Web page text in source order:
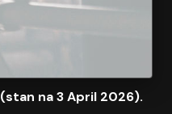
(stan na 3 April 2026).